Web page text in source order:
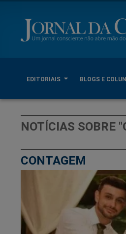
EDITORIAIS BLOGS E
NOTÍCIAS SOBRE
CONTAGEM